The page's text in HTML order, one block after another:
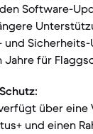
Software-
und
Jahre für
über eine
und einen